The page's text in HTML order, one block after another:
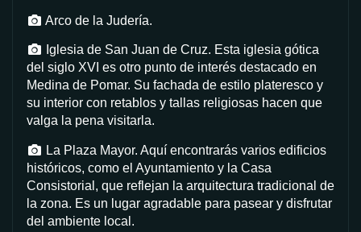
Arco de la Judería.
Iglesia de San Juan de Cruz. Esta iglesia gótica
del siglo XVI es otro punto de interés destacado en
Medina de Pomar. Su fachada de estilo plateresco y
su interior con retablos y tallas religiosas hacen que
valga la pena visitarla.
La Plaza Mayor. Aquí encontrarás varios edificios
históricos, como el Ayuntamiento y la Casa
Consistorial, que reflejan la arquitectura tradicional de
la zona. Es un lugar agradable para pasear y disfrutar
del ambiente local.